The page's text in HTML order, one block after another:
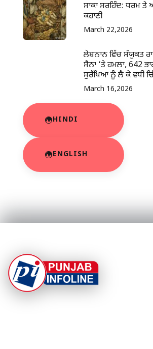
ਸਾਕਾ ਸਰਹਿੰਦ: ਧਰਮ ਤੇ
ਕਹਾਣੀ
March 22,2026
ਲੇਬਨਾਨ ਵਿੱਚ ਸੰਯੁਕਤ
ਸੈਨਾ ‘ਤੇ ਹਮਲਾ, 642
ਸੁਰੱਖਿਆ ਨੂੰ ਲੈ ਕੇ ਵਧੀ
March 16,2026
HINDI
ENGLISH